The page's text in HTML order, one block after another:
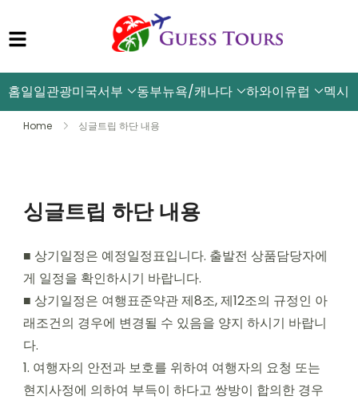
홈일일관광미국서부 동부뉴욕/캐나다 하와이유럽 멕시
Home 싱글트립 하단 내용
싱글트립 하단 내용
■ 상기일정은 예정일정표입니다. 출발전 상품담당자에
게 일정을 확인하시기 바랍니다.
■ 상기일정은 여행표준약관 제8조, 제12조의 규정인 아
래조건의 경우에 변경될 수 있음을 양지 하시기 바랍니
다.
1. 여행자의 안전과 보호를 위하여 여행자의 요청 또는
현지사정에 의하여 부득이 하다고 쌍방이 합의한 경우